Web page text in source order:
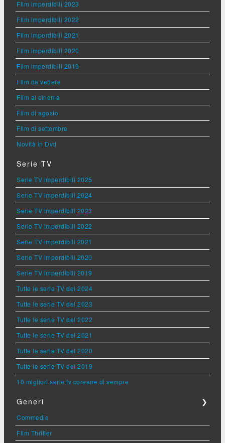
Film imperdibili 2023
Film imperdibili 2022
Film imperdibili 2021
Film imperdibili 2020
Film imperdibili 2019
Film da vedere
Film al cinema
Film di agosto
Film di settembre
Novità in Dvd
Serie TV
Serie TV imperdibili 2025
Serie TV imperdibili 2024
Serie TV imperdibili 2023
Serie TV imperdibili 2022
Serie TV imperdibili 2021
Serie TV imperdibili 2020
Serie TV imperdibili 2019
Tutte le serie TV del 2024
Tutte le serie TV del 2023
Tutte le serie TV del 2022
Tutte le serie TV del 2021
Tutte le serie TV del 2020
Tutte le serie TV del 2019
10 migliori serie tv coreane di sempre
Generi ❯
Commedie
Film Thriller